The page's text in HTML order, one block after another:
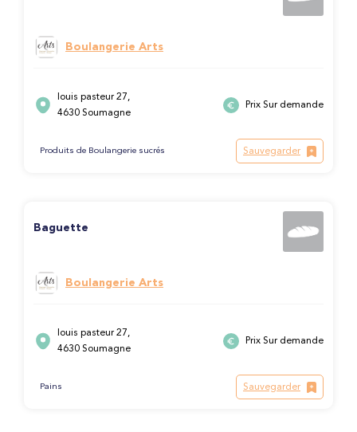
Boulangerie Arts
louis pasteur 27,
4630 Soumagne
Prix Sur demande
Produits de Boulangerie sucrés Sauvegarder
Baguette
Boulangerie Arts
louis pasteur 27,
4630 Soumagne
Prix Sur demande
Pains Sauvegarder